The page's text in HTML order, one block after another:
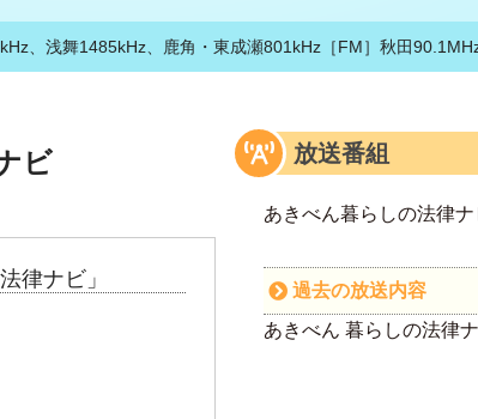
、浅舞1485kHz、鹿角・東成瀬801kHz［FM］秋田
ビ
律ナビ」
放送番組
あきべん暮らしの法律ナ
過去の放送内容
あきべん 暮らしの法律